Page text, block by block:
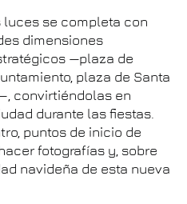
luces se completa con
dimensiones
—plaza de
plaza de Santa
convirtiéndolas en
durante las fiestas.
puntos de inicio de
fotografías y, sobre
navideña de esta nueva